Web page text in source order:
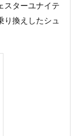
スターユナイテ
り換えしたシュ